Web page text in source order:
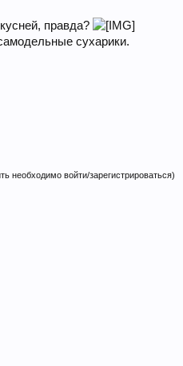
правда?
сухарики.
необходимо войти/зарегистрироваться)